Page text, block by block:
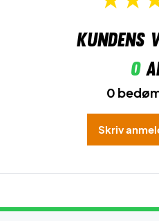
Kundens
0
0
Skriv